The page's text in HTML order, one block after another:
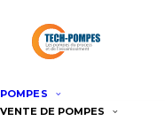
POMPES
VENTE DE POMPES
Accueil /Location de